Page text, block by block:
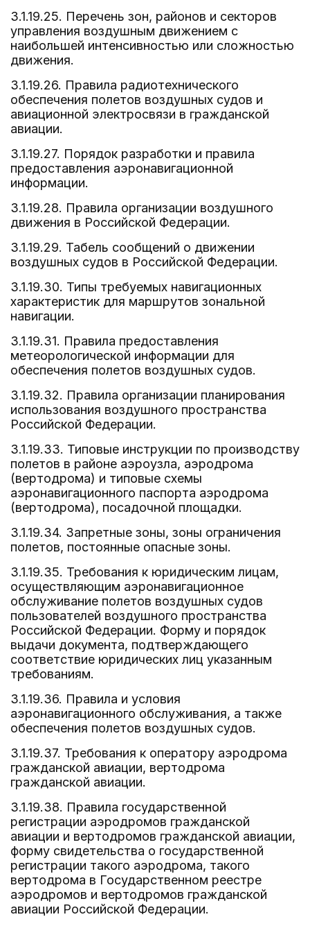
3.1.19.25. Перечень зон, районов и секторов
управления воздушным движением с
наибольшей интенсивностью или сложностью
движения.
3.1.19.26. Правила радиотехнического
обеспечения полетов воздушных судов и
авиационной электросвязи в гражданской
авиации.
3.1.19.27. Порядок разработки и правила
предоставления аэронавигационной
информации.
3.1.19.28. Правила организации воздушного
движения в Российской Федерации.
3.1.19.29. Табель сообщений о движении
воздушных судов в Российской Федерации.
3.1.19.30. Типы требуемых навигационных
характеристик для маршрутов зональной
навигации.
3.1.19.31. Правила предоставления
метеорологической информации для
обеспечения полетов воздушных судов.
3.1.19.32. Правила организации планирования
использования воздушного пространства
Российской Федерации.
3.1.19.33. Типовые инструкции по производству
полетов в районе аэроузла, аэродрома
(вертодрома) и типовые схемы
аэронавигационного паспорта аэродрома
(вертодрома), посадочной площадки.
3.1.19.34. Запретные зоны, зоны ограничения
полетов, постоянные опасные зоны.
3.1.19.35. Требования к юридическим лицам,
осуществляющим аэронавигационное
обслуживание полетов воздушных судов
пользователей воздушного пространства
Российской Федерации. Форму и порядок
выдачи документа, подтверждающего
соответствие юридических лиц указанным
требованиям.
3.1.19.36. Правила и условия
аэронавигационного обслуживания, а также
обеспечения полетов воздушных судов.
3.1.19.37. Требования к оператору аэродрома
гражданской авиации, вертодрома
гражданской авиации.
3.1.19.38. Правила государственной
регистрации аэродромов гражданской
авиации и вертодромов гражданской авиации,
форму свидетельства о государственной
регистрации такого аэродрома, такого
вертодрома в Государственном реестре
аэродромов и вертодромов гражданской
авиации Российской Федерации.